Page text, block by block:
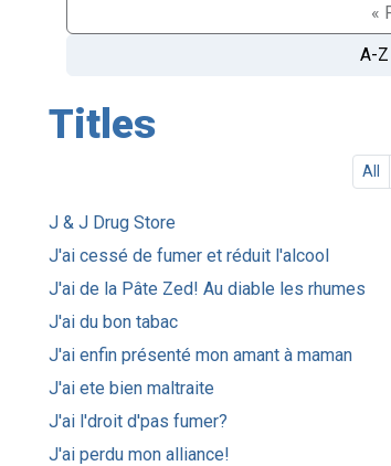
«
A-
Titles
All
J & J Drug Store
J'ai cessé de fumer et réduit l'alcool
J'ai de la Pâte Zed! Au diable les rhumes
J'ai du bon tabac
J'ai enfin présenté mon amant à maman
J'ai ete bien maltraite
J'ai l'droit d'pas fumer?
J'ai perdu mon alliance!